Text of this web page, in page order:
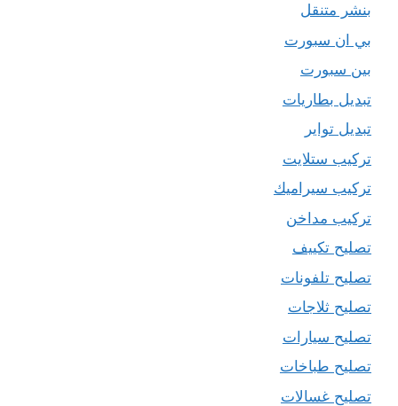
بنشر متنقل
بي ان سبورت
بين سبورت
تبديل بطاريات
تبديل تواير
تركيب ستلايت
تركيب سيراميك
تركيب مداخن
تصليح تكييف
تصليح تلفونات
تصليح ثلاجات
تصليح سيارات
تصليح طباخات
تصليح غسالات